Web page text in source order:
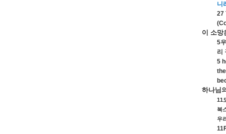
니
27
이 소망
5
리
5
하나님
11
복
우